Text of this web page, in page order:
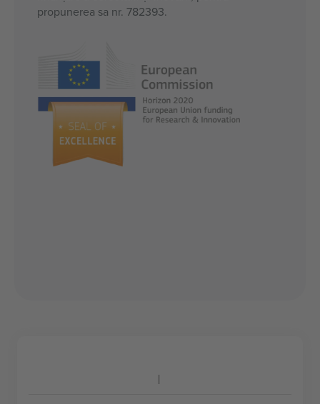
propunerea sa nr. 782393.